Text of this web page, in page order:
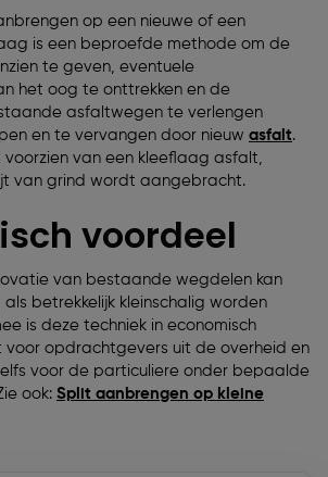
op een nieuwe of een
is een beproefde methode om de
te geven, eventuele
het oog te onttrekken en de
asfaltwegen te verlengen
en te vervangen door nieuw asfalt.
van een kleeflaag asfalt,
van grind wordt aangebracht.
voordeel
van bestaande wegdelen kan
betrekkelijk kleinschalig worden
is deze techniek in economisch
voor opdrachtgevers uit de overheid en
voor de particuliere onder bepaalde
ook: Split aanbrengen op kleine